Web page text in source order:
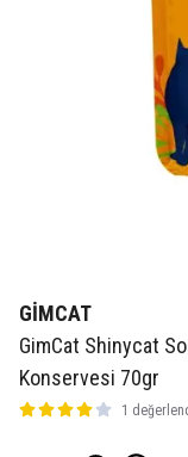
GİMCAT
GimCat Shinycat
Konservesi 70gr
1